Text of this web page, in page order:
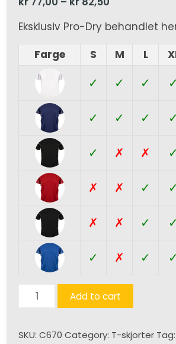
Eksklusiv Pro-Dry behandlet
Farge
S M L
✓ ✓ ✓ ✓
✓ ✓ ✓ ✓
✓ ✗ ✗ ✓
✗ ✗ ✓ ✓
✗ ✗ ✓ ✓
✓ ✗ ✓ ✓
Chicago
quantity
Add to cart
SKU:C670 Category: T-skjorter